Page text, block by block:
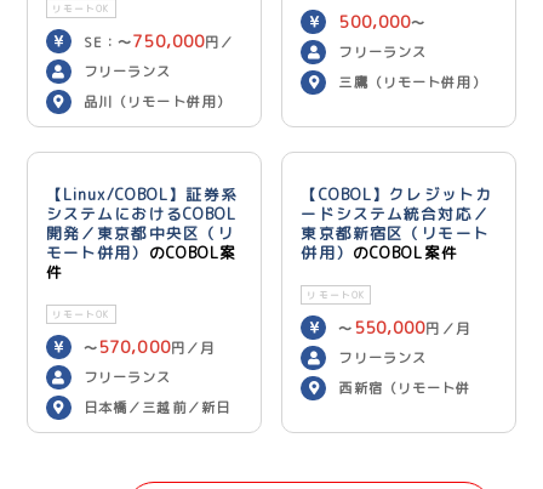
リモートOK
SE：〜750,000円／
月 PG：〜700,000
／月
フリーランス
品川（リモート併用）
500,000〜
600,000 円／月
フリーランス
三鷹（リモート併用）
【Linux/COBOL】証券系
システムにおけるCOBOL
開発／東京都中央区（リ
モート併用） のCOBOL案
件
リモートOK
〜 570,000円／月
フリーランス
日本橋／三越前／新日
本橋（リモート併用）
【COBOL】クレジットカ
ードシステム統合対応／
東京都新宿区（リモート
併用） のCOBOL案件
リモートOK
〜 550,000円／月
フリーランス
西新宿（リモート併